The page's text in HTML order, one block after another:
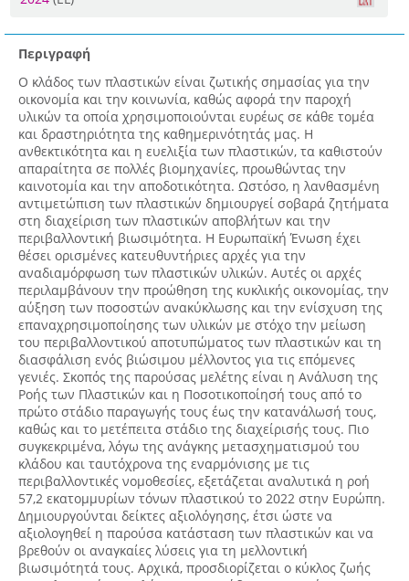
Περιγραφή
Ο κλάδος των πλαστικών είναι ζωτικής σημασίας για την
οικονομία και την κοινωνία, καθώς αφορά την παροχή
υλικών τα οποία χρησιμοποιούνται ευρέως σε κάθε τομέα
και δραστηριότητα της καθημερινότητάς μας. Η
ανθεκτικότητα και η ευελιξία των πλαστικών, τα καθιστούν
απαραίτητα σε πολλές βιομηχανίες, προωθώντας την
καινοτομία και την αποδοτικότητα. Ωστόσο, η λανθασμένη
αντιμετώπιση των πλαστικών δημιουργεί σοβαρά ζητήματα
στη διαχείριση των πλαστικών αποβλήτων και την
περιβαλλοντική βιωσιμότητα. Η Ευρωπαϊκή Ένωση έχει
θέσει ορισμένες κατευθυντήριες αρχές για την
αναδιαμόρφωση των πλαστικών υλικών. Αυτές οι αρχές
περιλαμβάνουν την προώθηση της κυκλικής οικονομίας, την
αύξηση των ποσοστών ανακύκλωσης και την ενίσχυση της
επαναχρησιμοποίησης των υλικών με στόχο την μείωση
του περιβαλλοντικού αποτυπώματος των πλαστικών και τη
διασφάλιση ενός βιώσιμου μέλλοντος για τις επόμενες
γενιές. Σκοπός της παρούσας μελέτης είναι η Ανάλυση της
Ροής των Πλαστικών και η Ποσοτικοποίησή τους από το
πρώτο στάδιο παραγωγής τους έως την κατανάλωσή τους,
καθώς και το μετέπειτα στάδιο της διαχείρισής τους. Πιο
συγκεκριμένα, λόγω της ανάγκης μετασχηματισμού του
κλάδου και ταυτόχρονα της εναρμόνισης με τις
περιβαλλοντικές νομοθεσίες, εξετάζεται αναλυτικά η ροή
57,2 εκατομμυρίων τόνων πλαστικού το 2022 στην Ευρώπη.
Δημιουργούνται δείκτες αξιολόγησης, έτσι ώστε να
αξιολογηθεί η παρούσα κατάσταση των πλαστικών και να
βρεθούν οι αναγκαίες λύσεις για τη μελλοντική
βιωσιμότητά τους. Αρχικά, προσδιορίζεται ο κύκλος ζωής